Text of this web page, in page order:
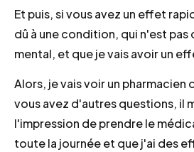
Et puis, si vous avez un effet
dû à une condition, qui n'est
mental, et que je vais avoir un
Alors, je vais voir un pharmacien
vous avez d'autres questions, il
l'impression de prendre le
toute la journée et que j'ai des